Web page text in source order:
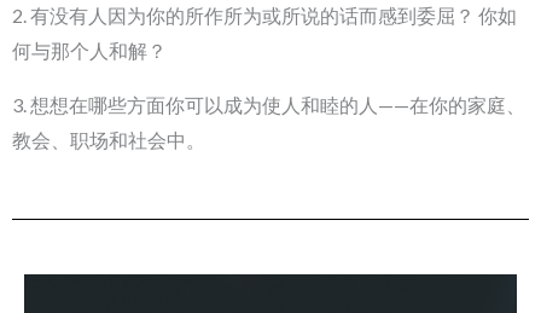
2. 有没有人因为你的所作所为或所说的话而感到委屈？ 你如
何与那个人和解？
3. 想想在哪些方面你可以成为使人和睦的人——在你的家庭、
教会、职场和社会中。